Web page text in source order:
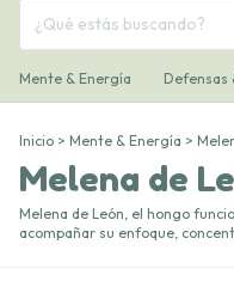
Mente & Energía Defensas
Inicio > Mente & Energía >
Melena de
Melena de León, el hongo
acompañar su enfoque,